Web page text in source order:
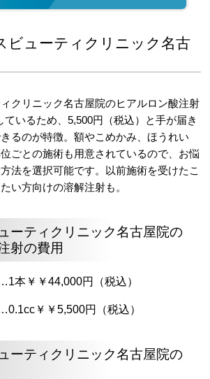
ビューティクリニック名古
クリニック名古屋院のヒアルロン酸注射
ているため、5,500円（税込）と手が届き
るのが特徴。額やこめかみ、ほうれい
ごとの施術も用意されているので、お悩
法を選択可能です。以前施術を受けたこ
い方向けの溶解注射も。
ーティクリニック名古屋院の
射の費用
本￥￥44,000円（税込）
￥￥5,500円（税込）
ーティクリニック名古屋院の